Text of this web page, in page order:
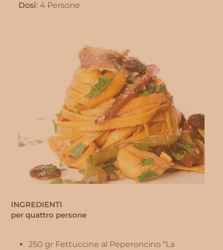
Dosi: 4 Persone
INGREDIENTI
per quattro persone
250 gr Fettuccine al Peperoncino “La